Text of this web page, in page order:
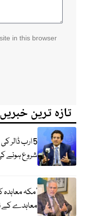
in this browser
تازہ ترین خبریں
5 ارب
شروع ہونے
‘مکہ
معاہدے کے